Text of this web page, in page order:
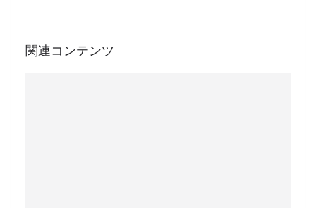
関連コンテンツ